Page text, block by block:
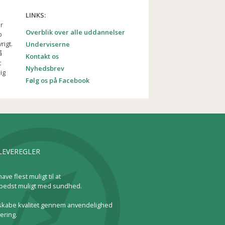
LINKS:
Overblik over alle uddannelser
Underviserne
Kontakt os
Nyhedsbrev
Følg os på Facebook
flest muligt til at
muligt med sundhed.
kvalitet gennem anvendelighed